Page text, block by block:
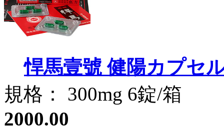
悍馬壹號 健陽カプセ
規格： 300mg 6錠/箱
2000.00